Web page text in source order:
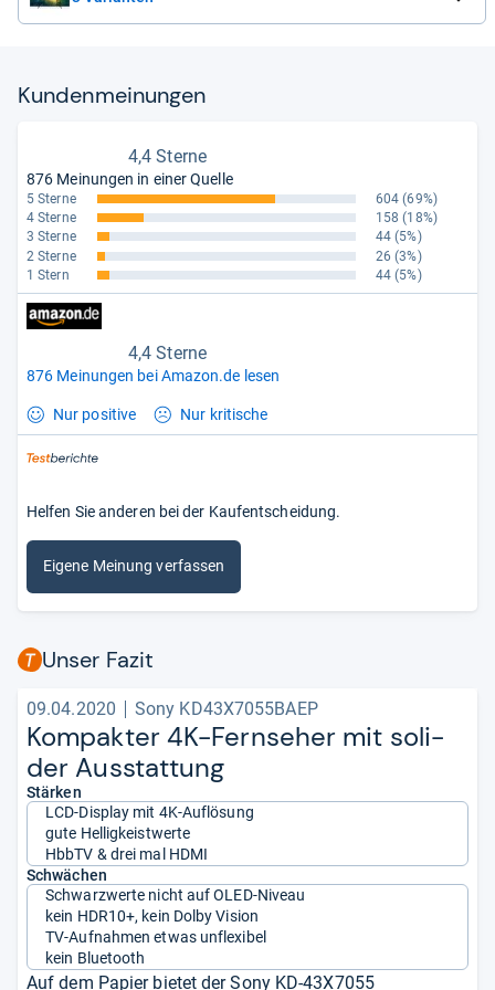
Kun­den­mei­nun­gen
4,4 Sterne
876 Meinungen in einer Quelle
5 Sterne 604 (69%)
4 Sterne
158 (18%)
3 Sterne
44 (5%)
2 Sterne
26 (3%)
1 Stern
44 (5%)
4,4 Sterne
876 Meinungen bei Amazon.de lesen
Nur positive Nur kritische
Helfen Sie anderen bei der Kaufentscheidung.
Eigene Meinung verfassen
Unser Fazit
09.04.2020 Sony KD43X7055BAEP
Kom­pak­ter 4K-​Fern­se­her mit soli­
der Aus­stat­tung
Stärken
LCD-Display mit 4K-Auflösung
gute Helligkeistwerte
HbbTV & drei mal HDMI
Schwächen
Schwarzwerte nicht auf OLED-Niveau
kein HDR10+, kein Dolby Vision
TV-Aufnahmen etwas unflexibel
kein Bluetooth
Auf dem Papier bietet der Sony KD-43X7055